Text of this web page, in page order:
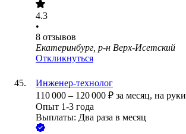
4.3
•
8 отзывов
Екатеринбург, р-н Верх-Исетский
Откликнуться
Инженер-технолог
110 000 – 120 000 ₽ за месяц, на руки
Опыт 1-3 года
Выплаты: Два раза в месяц